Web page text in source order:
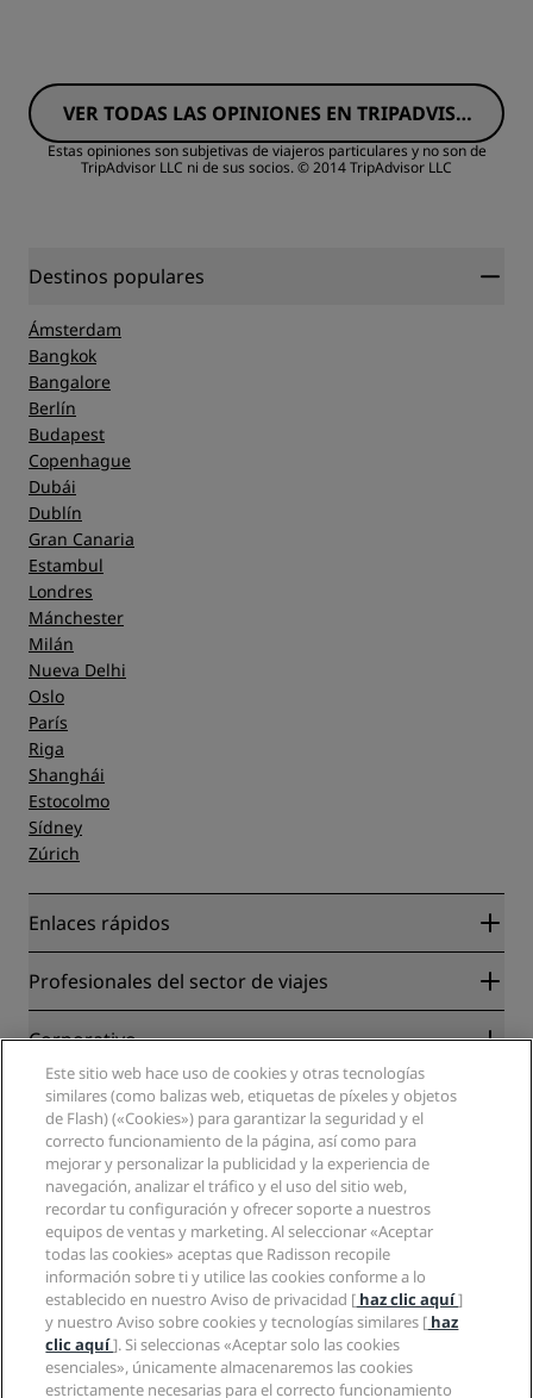
Servicio
Calidad/precio
Ubicación
Limpieza
Servicio
VER TODAS LAS OPINIONES EN TRIPADVISO
R
Estas opiniones son subjetivas de viajeros particulares y no son de
TripAdvisor LLC ni de sus socios.© 2014 TripAdvisor LLC
Destinos populares
Ámsterdam
Bangkok
Bangalore
Berlín
Budapest
Copenhague
Dubái
Dublín
Gran Canaria
Estambul
Londres
Mánchester
Milán
Nueva Delhi
Oslo
París
Riga
Shanghái
Estocolmo
Sídney
Zúrich
Enlaces rápidos
Radisson Rewards
Blog
Nuevos hoteles y próximas aperturas
Aplicación de Radisson Hotels
Hoteles Sports Approved
Hoteles ideales para familias
Salud y seguridad
Profesionales del sector de viajes
Colaboradores
Corporativo
Radisson Hotel Group
Medios
Empleos en RHG
Empleos en PPHE
Empleos en EHL
The Club by RHG
Oportunidades de desarrollo
Responsabilidad social corporativa
Compras
Información legal
Centro de privacidad
Aviso legal
Términos y condiciones de Radisson Rewards
Acuerdo de uso del sitio
Accesibilidad digital
Declaración sobre la esclavitud moderna
Ayuda
Avisos al consumidor
Contacto
Preguntas frecuentes
Mapa del sitio
Redes sociales
Marcas de Radisson Hotels
Este sitio web hace uso de cookies y otras tecnologías
similares (como balizas web, etiquetas de píxeles y objetos
de Flash) («Cookies») para garantizar la seguridad y el
correcto funcionamiento de la página, así como para
mejorar y personalizar la publicidad y la experiencia de
navegación, analizar el tráfico y el uso del sitio web,
recordar tu configuración y ofrecer soporte a nuestros
equipos de ventas y marketing. Al seleccionar «Aceptar
todas las cookies» aceptas que Radisson recopile
información sobre ti y utilice las cookies conforme a lo
establecido en nuestro Aviso de privacidad [ haz clic aquí]
y nuestro Aviso sobre cookies y tecnologías similares [ haz
clic aquí]. Si seleccionas «Aceptar solo las cookies
esenciales», únicamente almacenaremos las cookies
estrictamente necesarias para el correcto funcionamiento